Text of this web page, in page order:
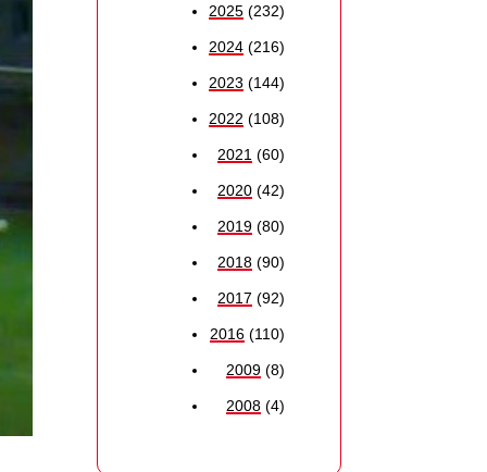
2025 (232)
2024 (216)
2023 (144)
2022 (108)
2021 (60)
2020 (42)
2019 (80)
2018 (90)
2017 (92)
2016 (110)
2009 (8)
2008 (4)